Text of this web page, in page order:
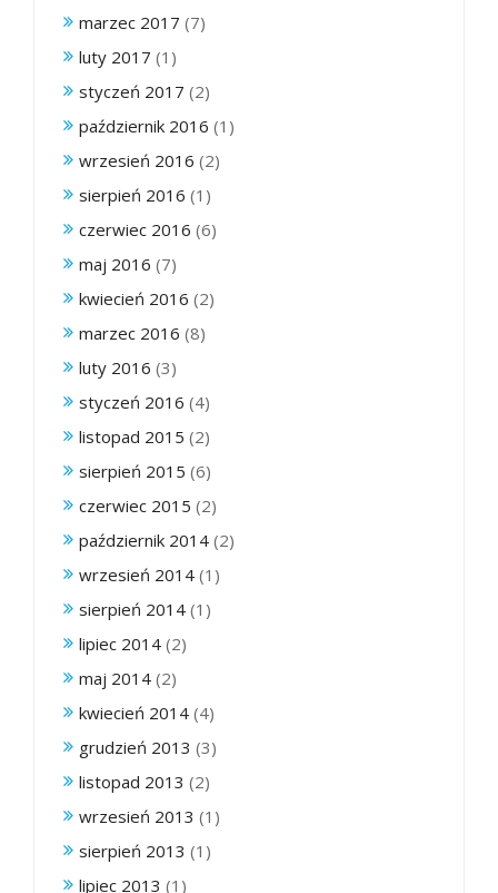
marzec 2017 (7)
luty 2017 (1)
styczeń 2017 (2)
październik 2016 (1)
wrzesień 2016 (2)
sierpień 2016 (1)
czerwiec 2016 (6)
maj 2016 (7)
kwiecień 2016 (2)
marzec 2016 (8)
luty 2016 (3)
styczeń 2016 (4)
listopad 2015 (2)
sierpień 2015 (6)
czerwiec 2015 (2)
październik 2014 (2)
wrzesień 2014 (1)
sierpień 2014 (1)
lipiec 2014 (2)
maj 2014 (2)
kwiecień 2014 (4)
grudzień 2013 (3)
listopad 2013 (2)
wrzesień 2013 (1)
sierpień 2013 (1)
lipiec 2013 (1)